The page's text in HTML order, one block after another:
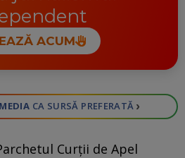
ACUM
CA SURSĂ PREFERATĂ ›
Curții de Apel